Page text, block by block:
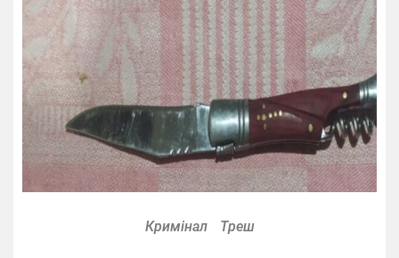
Кримінал Треш